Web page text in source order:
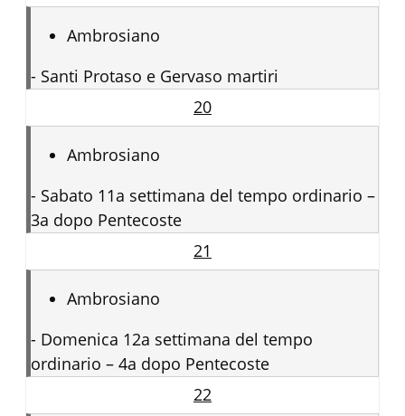
Ambrosiano
- Santi Protaso e Gervaso martiri
20
Ambrosiano
- Sabato 11a settimana del tempo ordinario –
3a dopo Pentecoste
21
Ambrosiano
- Domenica 12a settimana del tempo
ordinario – 4a dopo Pentecoste
22